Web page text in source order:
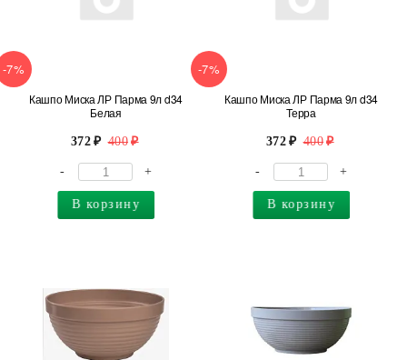
-7%
Кашпо Миска ЛР Парма 9л d34
Белая
372 400
- +
В корзину
-7%
Кашпо Миска ЛР Парма 9л d34
Терра
372 400
- +
В корзину